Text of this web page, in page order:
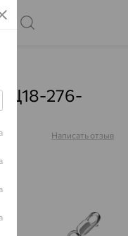
276-
Написать отзыв